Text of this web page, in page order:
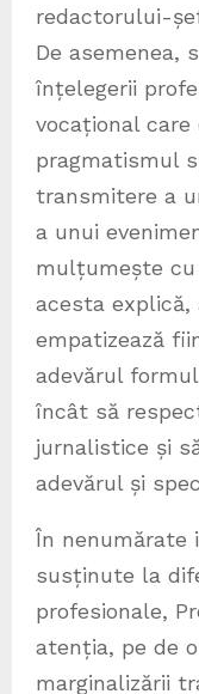
redactorului-
De asemenea,
înțelegerii
vocațional
pragmatismul
transmitere a
a unui
mulțumește cu
acesta explică,
empatizează
adevărul
încât să
jurnalistice și
adevărul și
În nenumărate
susținute la
profesionale,
atenția, pe de
marginalizării